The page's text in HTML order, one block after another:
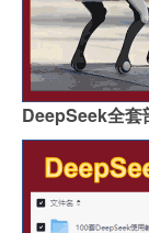
DeepSeek全套